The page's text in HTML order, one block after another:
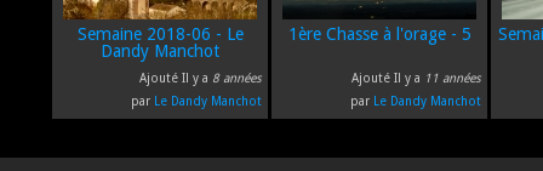
Semaine 2018-06 - Le
Dandy Manchot
Ajouté Il y a 8 années
par Le Dandy Manchot
1ère Chasse à l'orage - 5
Ajouté Il y a 11 années
par Le Dandy Manchot